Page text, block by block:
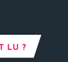
LU ?